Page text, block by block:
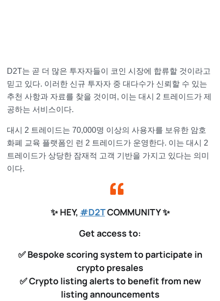
D2T는 곧 더 많은 투자자들이 코인 시장에 합류할 것이라고
믿고 있다. 이러한 신규 투자자 중 대다수가 신뢰할 수 있는
추천 사항과 자료를 찾을 것이며, 이는 대시 2 트레이드가 제
공하는 서비스이다.
대시 2 트레이드는 70,000명 이상의 사용자를 보유한 암호
화폐 교육 플랫폼인 런 2 트레이드가 운영한다. 이는 대시 2
트레이드가 상당한 잠재적 고객 기반을 가지고 있다는 의미
이다.
✨ HEY, #D2TCOMMUNITY ✨
Get access to:
✅ Bespoke scoring system to participate in
crypto presales
✅ Crypto listing alerts to benefit from new
listing announcements